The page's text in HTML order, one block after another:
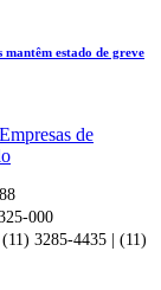
estado de greve
000
3285-4435 | (11)